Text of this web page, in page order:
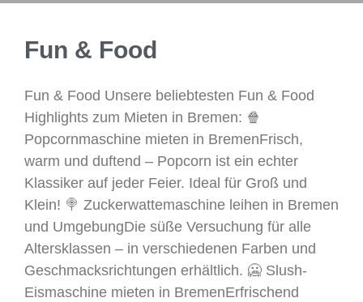
Fun & Food
Fun & Food Unsere beliebtesten Fun & Food
Highlights zum Mieten in Bremen: 🍿
Popcornmaschine mieten in BremenFrisch,
warm und duftend – Popcorn ist ein echter
Klassiker auf jeder Feier. Ideal für Groß und
Klein! 🍭 Zuckerwattemaschine leihen in Bremen
und UmgebungDie süße Versuchung für alle
Altersklassen – in verschiedenen Farben und
Geschmacksrichtungen erhältlich. 🥶 Slush-
Eismaschine mieten in BremenErfrischend